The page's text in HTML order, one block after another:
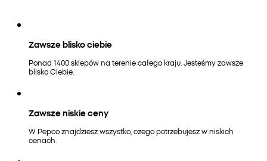
Zawsze blisko ciebie
Ponad 1400 sklepów na terenie całego kraju. Jesteśmy zawsze
blisko Ciebie.
Zawsze niskie ceny
W Pepco znajdziesz wszystko, czego potrzebujesz w niskich
cenach.